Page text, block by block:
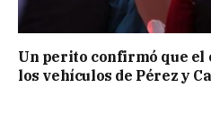
Un perito confirmó que el
los vehículos de Pérez y